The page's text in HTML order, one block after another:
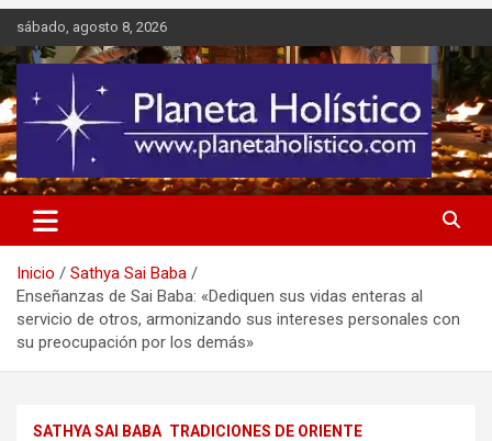
Saltar
contenido
sábado, agosto 8, 2026
Planeta Holístico
Difusión de espiritualidad, terapias alternativas holísticas, cursos,
talleres y seminarios
Inicio
Sathya Sai Baba
Enseñanzas de Sai Baba: «Dediquen sus vidas enteras al
servicio de otros, armonizando sus intereses personales con
su preocupación por los demás»
SATHYA SAI BABA TRADICIONES DE ORIENTE